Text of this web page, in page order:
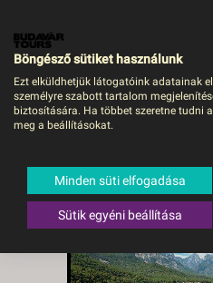
Esma Clove
Törökország,
Böngésző sütiket használunk
Ezt elküldhetjük látogatóink adatainak
személyre szabott tartalom
biztosítására. Ha többet szeretne tudni
meg a beállításokat.
Minden süti elfogadása
Sütik egyéni beállítása